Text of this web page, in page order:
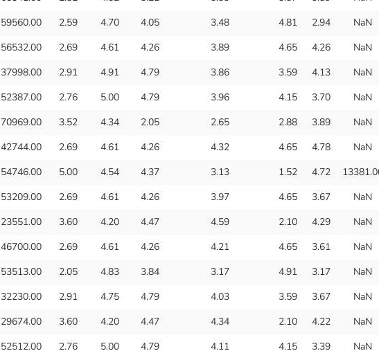
59560.00 2.59 4.70 4.05 3.48 4.81 2.94
NaN
56532.00 2.69 4.61 4.26 3.89 4.65 4.26
NaN
37998.00 2.91 4.91 4.79 3.86 3.59 4.13
NaN
52387.00 2.76 5.00 4.79 3.96 4.15 3.70
NaN
70969.00 3.52 4.34 2.05 2.65 2.88 3.89
NaN
42744.00 2.69 4.61 4.26 4.32 4.65 4.78
NaN
54746.00 5.00 4.54 4.37 3.13 1.52 4.72
53209.00 2.69 4.61 4.26 3.97 4.65 3.67
NaN
23551.00 3.60 4.20 4.47 4.59 2.10 4.29
NaN
46700.00 2.69 4.61 4.26 4.21 4.65 3.61
NaN
53513.00 2.05 4.83 3.84 3.17 4.91 3.17
NaN
32230.00 2.91 4.75 4.79 4.03 3.59 3.67
NaN
29674.00 3.60 4.20 4.47 4.34 2.10 4.22
NaN
52512.00 2.76 5.00 4.79 4.11 4.15 3.39
NaN